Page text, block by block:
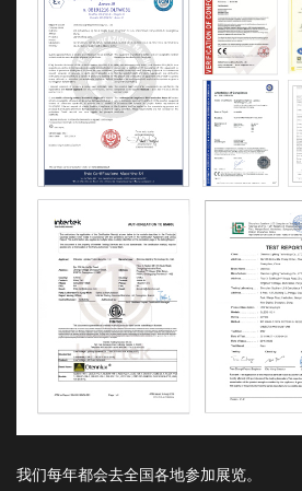
我们每年都会去全国各地参加展览。